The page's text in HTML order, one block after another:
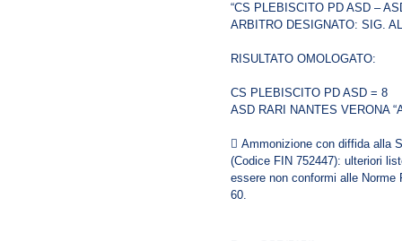
“CS PLEBISCITO PD ASD –
ARBITRO DESIGNATO: SIG.
RISULTATO OMOLOGATO:
CS PLEBISCITO PD ASD = 8
ASD RARI NANTES VERONA
 Ammonizione con diffida alla
(Codice FIN 752447): ulteriori
essere non conformi alle Norme
60.